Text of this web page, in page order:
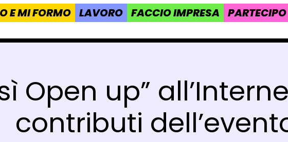
E MI FORMO LAVORO FACCIO IMPRESA PARTECIPO
Open up”
contributi